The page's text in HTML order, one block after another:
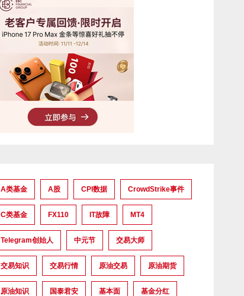
A类基金 A股 CPI数据 CrowdStrike事件
C类基金 FX110 IT故障 MT4
Telegram创始人 中元节 交易大师
交易知识 交易行情 原油交易 原油期货
原油知识 国泰君安 基本面 基金分红